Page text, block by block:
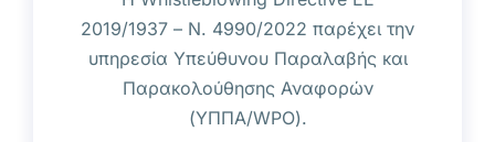
2019/1937 – Ν. 4990/2022 παρέχει την
υπηρεσία Υπεύθυνου Παραλαβής και
Παρακολούθησης Αναφορών
(ΥΠΠΑ/WPO).